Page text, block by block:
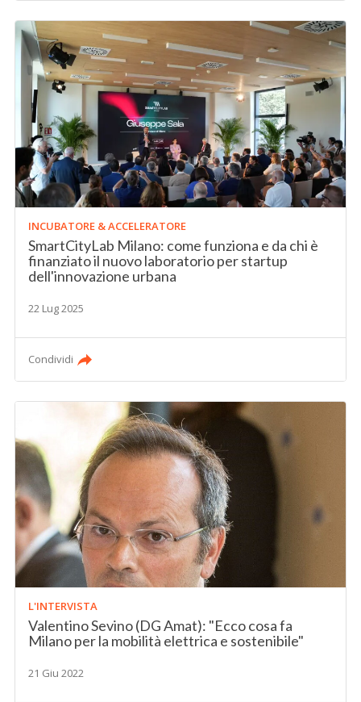
INCUBATORE & ACCELERATORE
SmartCityLab Milano: come funziona e da chi è
finanziato il nuovo laboratorio per startup
dell'innovazione urbana
22 Lug 2025
Condividi
L'INTERVISTA
Valentino Sevino (DG Amat): "Ecco cosa fa
Milano per la mobilità elettrica e sostenibile"
21 Giu 2022